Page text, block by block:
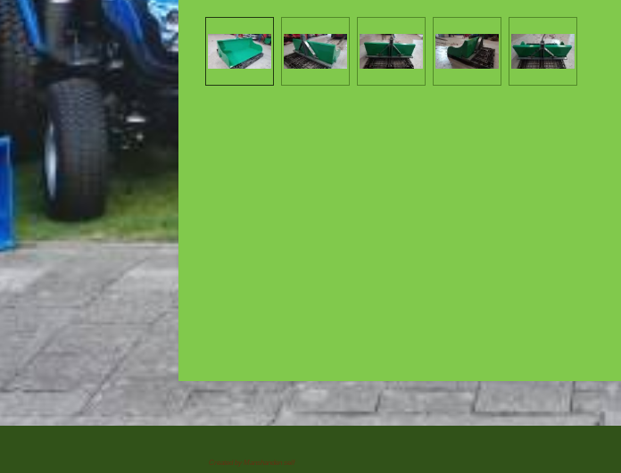
Created by Manshanden self